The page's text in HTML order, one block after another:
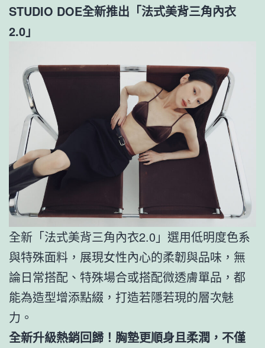
STUDIO DOE全新推出「法式美背三角內衣
2.0」
全新「法式美背三角內衣2.0」選用低明度色系
與特殊面料，展現女性內心的柔韌與品味，無
論日常搭配、特殊場合或搭配微透膚單品，都
能為造型增添點綴，打造若隱若現的層次魅
力。
全新升級熱銷回歸！胸墊更順身且柔潤，不僅